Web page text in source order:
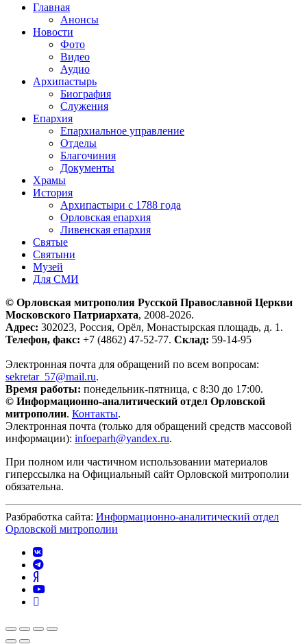
Главная
Анонсы
Новости
Фото
Видео
Аудио
Архипастырь
Биография
Служения
Епархия
Епархиальное управление
Отделы
Благочиния
Документы
Храмы
История
Архипастыри с 1788 года
Орловская епархия
Ливенская епархия
Святые
Святыни
Музей
Для СМИ
© Орловская митрополия Русской Православной Церкви
Московского Патриархата, 2008-2026.
Адрес: 302023, Россия, Орёл, Монастырская площадь, д. 1.
Телефон, факс: +7 (4862) 47-52-77. Склад: 59-14-95
Электронная почта для обращений по всем вопросам:
sekretar_57@mail.ru.
Время работы: понедельник-пятница, с 8:30 до 17:00.
© Информационно-аналитический отдел Орловской
митрополии. Контакты.
Электронная почта (только для обращений средств массовой
информации): infoeparh@yandex.ru.
При полном или частичном использовании материалов
гиперссылка на Официальный сайт Орловской митрополии
обязательна.
Разбработка сайта: Информационно-аналитический отдел
Орловской митрополии